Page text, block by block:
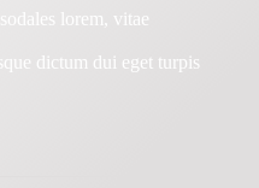
lorem, vitae
dictum dui eget turpis